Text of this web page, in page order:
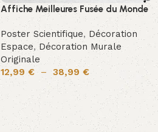
Affiche Meilleures Fusée du Monde
Poster Scientifique, Décoration
Espace,Décoration Murale
Originale
12,99€ – 38,99€